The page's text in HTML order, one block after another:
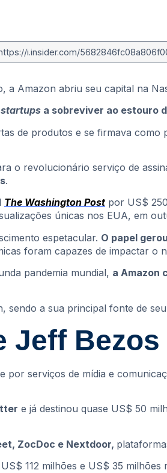
Amazon abriu seu capital na
startups a sobreviver ao estouro
de produtos e se firmava
o revolucionário serviço de
.
The Washington Post por US$
únicas nos EUA, em
espetacular. O papel
foram capazes de impactar o
pandemia mundial, a Amazon
sendo a sua principal fonte de
Jeff Bezos
serviços de mídia e
e já destinou quase US$ 50
ZocDoc e Nextdoor,
112 milhões e US$ 35